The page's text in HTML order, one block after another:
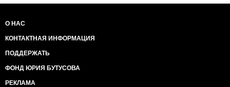
О НАС
КОНТАКТНАЯ ИНФОРМАЦИЯ
ПОДДЕРЖАТЬ
ФОНД ЮРИЯ БУТУСОВА
РЕКЛАМА